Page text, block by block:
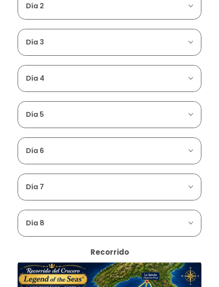
Día 2
Día 3
Día 4
Día 5
Día 6
Día 7
Día 8
Recorrido